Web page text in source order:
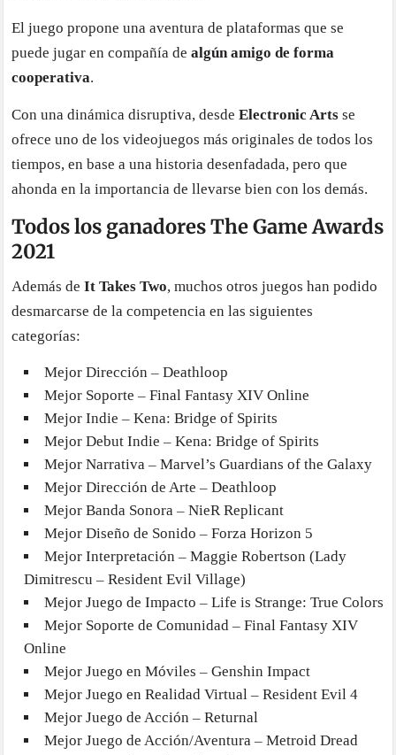
El juego propone una aventura de plataformas que se
puede jugar en compañía dealgún amigo de forma
cooperativa.
Con una dinámica disruptiva, desdeElectronic Arts se
ofrece uno de los videojuegos más originales de todos los
tiempos, en base a una historia desenfadada, pero que
ahonda en la importancia de llevarse bien con los demás.
Todos los ganadores The Game Awards
2021
Además deIt Takes Two, muchos otros juegos han podido
desmarcarse de la competencia en las siguientes
categorías:
Mejor Dirección – Deathloop
Mejor Soporte – Final Fantasy XIV Online
Mejor Indie – Kena: Bridge of Spirits
Mejor Debut Indie – Kena: Bridge of Spirits
Mejor Narrativa – Marvel’s Guardians of the Galaxy
Mejor Dirección de Arte – Deathloop
Mejor Banda Sonora – NieR Replicant
Mejor Diseño de Sonido – Forza Horizon 5
Mejor Interpretación – Maggie Robertson (Lady
Dimitrescu – Resident Evil Village)
Mejor Juego de Impacto – Life is Strange: True Colors
Mejor Soporte de Comunidad – Final Fantasy XIV
Online
Mejor Juego en Móviles – Genshin Impact
Mejor Juego en Realidad Virtual – Resident Evil 4
Mejor Juego de Acción – Returnal
Mejor Juego de Acción/Aventura – Metroid Dread